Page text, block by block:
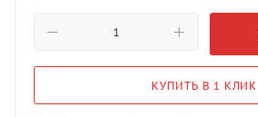
КУПИТЬ В 1 КЛИК